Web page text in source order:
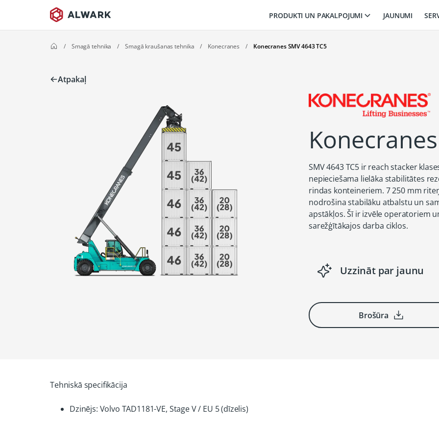
PRODUKTI UN PAKALPOJUMI JAUNUMI
/ Smagā tehnika / Smagā kraušanas tehnika / Konecranes / Konecranes SMV 4643 TC5
Atpakaļ
SMV 4643 TC5 ir reach stacker
nepieciešama lielāka stabilitātes
rindas konteineriem. 7 250 mm
nodrošina stabilāku atbalstu un
apstākļos. Šī ir izvēle operatoriem
sarežģītākajos darba ciklos.
Uzzināt par jaunu
Brošūra
Tehniskā specifikācija
Dzinējs: Volvo TAD1181-VE, Stage V / EU 5 (dīzelis)